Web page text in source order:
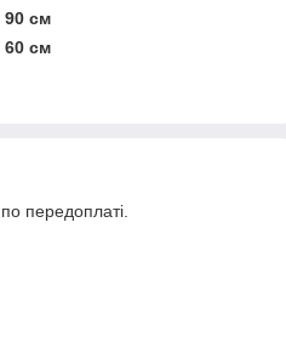
90 см
60 см
передоплаті.